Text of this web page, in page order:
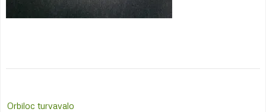
Orbiloc turvavalo